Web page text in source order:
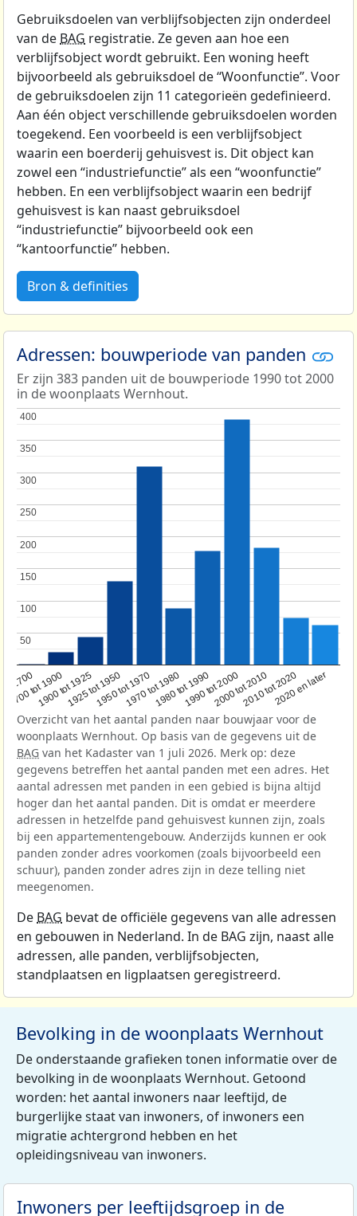
Gebruiksdoelen van verblijfsobjecten zijn onderdeel
van de BAG registratie. Ze geven aan hoe een
verblijfsobject wordt gebruikt. Een woning heeft
bijvoorbeeld als gebruiksdoel de “Woonfunctie”. Voor
de gebruiksdoelen zijn 11 categorieën gedefinieerd.
Aan één object verschillende gebruiksdoelen worden
toegekend. Een voorbeeld is een verblijfsobject
waarin een boerderij gehuisvest is. Dit object kan
zowel een “industriefunctie” als een “woonfunctie”
hebben. En een verblijfsobject waarin een bedrijf
gehuisvest is kan naast gebruiksdoel
“industriefunctie” bijvoorbeeld ook een
“kantoorfunctie” hebben.
Bron & definities
Adressen: bouwperiode van panden
Er zijn 383 panden uit de bouwperiode 1990 tot 2000
in de woonplaats Wernhout.
1700
1700 tot 1900
1900 tot 19251925 tot 19501950 tot 19701970 tot 19801980 tot 19901990 tot 20002000 tot 20102010 tot 20202020 en later
50
50
100
100
150
150
200
200
250
250
300
300
350
350
400
400
Overzicht van het aantal panden naar bouwjaar voor de
woonplaats Wernhout. Op basis van de gegevens uit de
BAG van het Kadaster van 1 juli 2026. Merk op: deze
gegevens betreffen het aantal panden met een adres. Het
aantal adressen met panden in een gebied is bijna altijd
hoger dan het aantal panden. Dit is omdat er meerdere
adressen in hetzelfde pand gehuisvest kunnen zijn, zoals
bij een appartementengebouw. Anderzijds kunnen er ook
panden zonder adres voorkomen (zoals bijvoorbeeld een
schuur), panden zonder adres zijn in deze telling niet
meegenomen.
De BAG bevat de officiële gegevens van alle adressen
en gebouwen in Nederland. In de BAG zijn, naast alle
adressen, alle panden, verblijfsobjecten,
standplaatsen en ligplaatsen geregistreerd.
Bevolking in de woonplaats Wernhout
De onderstaande grafieken tonen informatie over de
bevolking in de woonplaats Wernhout. Getoond
worden: het aantal inwoners naar leeftijd, de
burgerlijke staat van inwoners, of inwoners een
migratie achtergrond hebben en het
opleidingsniveau van inwoners.
Inwoners per leeftijdsgroep in de